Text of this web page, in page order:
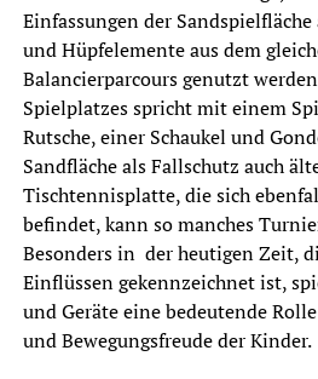
Einfassungen der
und Hüpfelemente aus dem
Balancierparcours genutzt
Spielplatzes spricht mit einem
Rutsche, einer Schaukel und
Sandfläche als Fallschutz auch
Tischtennisplatte, die sich
befindet, kann so manches
Besonders in der heutigen Zeit,
Einflüssen gekennzeichnet ist,
und Geräte eine bedeutende
und Bewegungsfreude der Kinder.